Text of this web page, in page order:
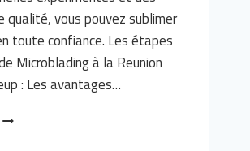
qualité, vous pouvez sublimer
toute confiance.​ Les étapes
Microblading à la Reunion
: Les avantages…
MICROBLADING